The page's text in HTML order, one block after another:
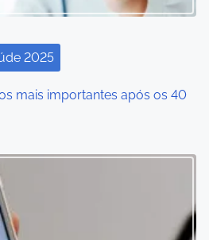
2025
mais importantes após os 40